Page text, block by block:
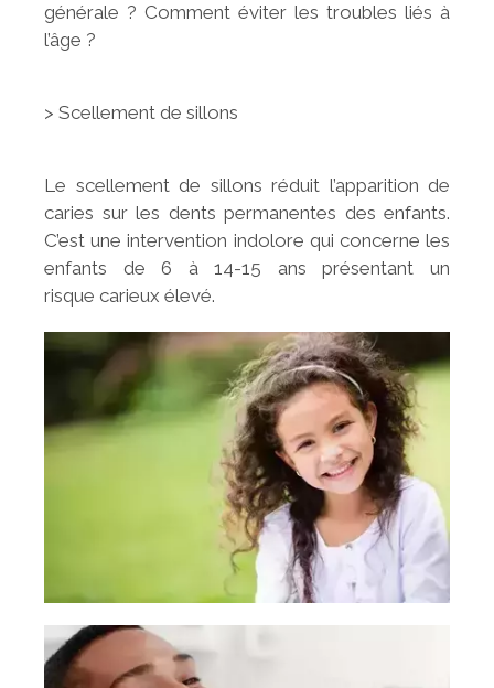
générale ? Comment éviter les troubles liés à
l’âge ?
> Scellement de sillons
Le scellement de sillons réduit l’apparition de
caries sur les dents permanentes des enfants.
C’est une intervention indolore qui concerne les
enfants de 6 à 14-15 ans présentant un
risque carieux élevé.